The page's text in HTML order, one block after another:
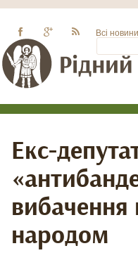
Всі новини
Екс-
вибачення
народом